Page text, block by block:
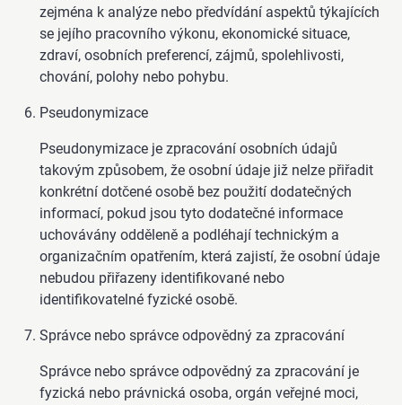
zejména k analýze nebo předvídání aspektů týkajících
se jejího pracovního výkonu, ekonomické situace,
zdraví, osobních preferencí, zájmů, spolehlivosti,
chování, polohy nebo pohybu.
Pseudonymizace
Pseudonymizace je zpracování osobních údajů
takovým způsobem, že osobní údaje již nelze přiřadit
konkrétní dotčené osobě bez použití dodatečných
informací, pokud jsou tyto dodatečné informace
uchovávány odděleně a podléhají technickým a
organizačním opatřením, která zajistí, že osobní údaje
nebudou přiřazeny identifikované nebo
identifikovatelné fyzické osobě.
Správce nebo správce odpovědný za zpracování
Správce nebo správce odpovědný za zpracování je
fyzická nebo právnická osoba, orgán veřejné moci,